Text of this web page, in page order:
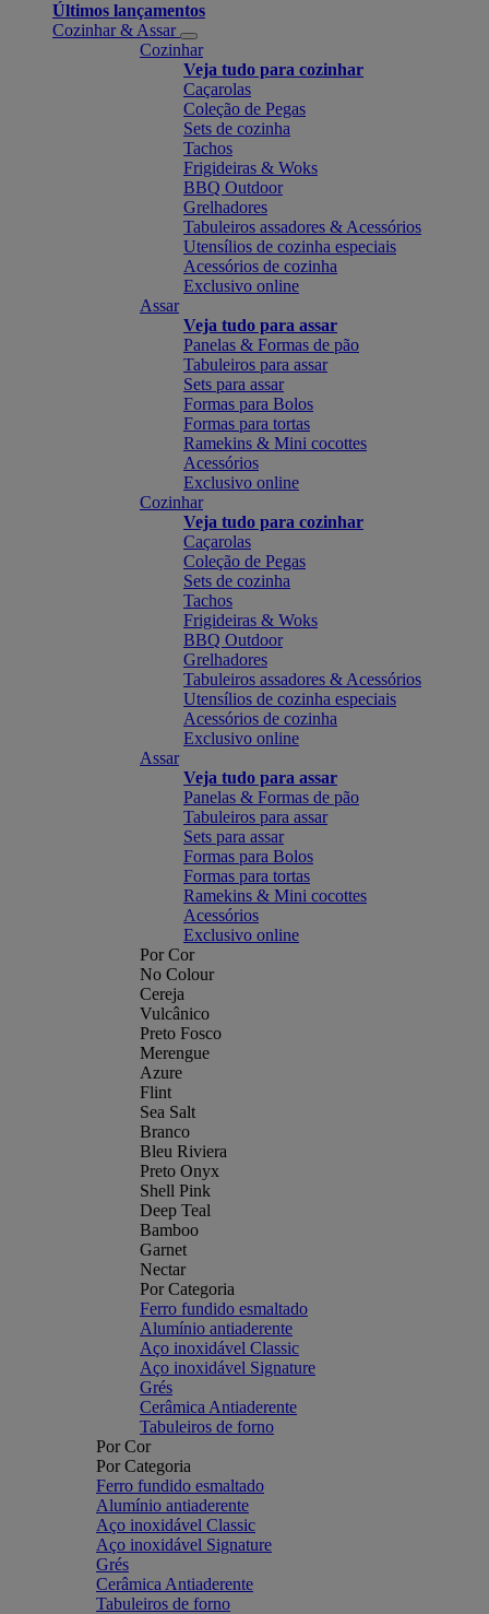
Últimos lançamentos
Cozinhar & Assar
Cozinhar
Veja tudo para cozinhar
Caçarolas
Coleção de Pegas
Sets de cozinha
Tachos
Frigideiras & Woks
BBQ Outdoor
Grelhadores
Tabuleiros assadores & Acessórios
Utensílios de cozinha especiais
Acessórios de cozinha
Exclusivo online
Assar
Veja tudo para assar
Panelas & Formas de pão
Tabuleiros para assar
Sets para assar
Formas para Bolos
Formas para tortas
Ramekins & Mini cocottes
Acessórios
Exclusivo online
Cozinhar
Veja tudo para cozinhar
Caçarolas
Coleção de Pegas
Sets de cozinha
Tachos
Frigideiras & Woks
BBQ Outdoor
Grelhadores
Tabuleiros assadores & Acessórios
Utensílios de cozinha especiais
Acessórios de cozinha
Exclusivo online
Assar
Veja tudo para assar
Panelas & Formas de pão
Tabuleiros para assar
Sets para assar
Formas para Bolos
Formas para tortas
Ramekins & Mini cocottes
Acessórios
Exclusivo online
Por Cor
No Colour
Cereja
Vulcânico
Preto Fosco
Merengue
Azure
Flint
Sea Salt
Branco
Bleu Riviera
Preto Onyx
Shell Pink
Deep Teal
Bamboo
Garnet
Nectar
Por Categoria
Ferro fundido esmaltado
Alumínio antiaderente
Aço inoxidável Classic
Aço inoxidável Signature
Grés
Cerâmica Antiaderente
Tabuleiros de forno
Por Cor
Por Categoria
Ferro fundido esmaltado
Alumínio antiaderente
Aço inoxidável Classic
Aço inoxidável Signature
Grés
Cerâmica Antiaderente
Tabuleiros de forno